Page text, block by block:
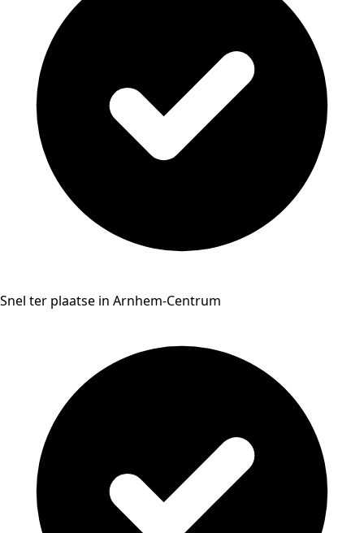
Snel ter plaatse in Arnhem-Centrum